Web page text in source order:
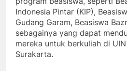
Indonesia Pintar (KIP),
Gudang Garam, Beasiswa
sebagainya yang dapat
mereka untuk berkuliah di
Surakarta.